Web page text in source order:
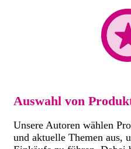
Auswahl von
Unsere Autoren wählen
und aktuelle Themen aus,